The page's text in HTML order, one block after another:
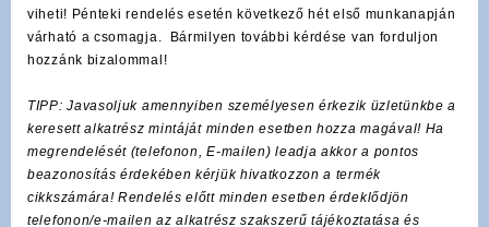
viheti! Pénteki rendelés esetén következő hét első munkanapján
várható a csomagja. Bármilyen további kérdése van forduljon
hozzánk bizalommal!
TIPP: Javasoljuk amennyiben személyesen érkezik üzletünkbe a
keresett alkatrész mintáját minden esetben hozza magával! Ha
megrendelését (telefonon, E-mailen) leadja akkor a pontos
beazonosítás érdekében kérjük hivatkozzon a termék
cikkszámára! Rendelés előtt minden esetben érdeklődjön
telefonon/e-mailen az alkatrész szakszerű tájékoztatása és